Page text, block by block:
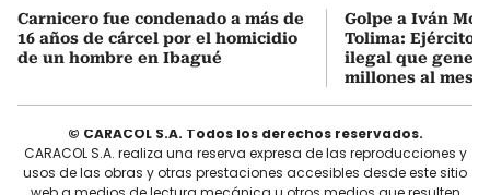
Carnicero fue condenado a más de
16 años de cárcel por el homicidio
de un hombre en Ibagué
Golpe a Iván
Tolima: Ejército
ilegal que
millones al mes
© CARACOL S.A. Todos los derechos reservados.
CARACOL S.A. realiza una reserva expresa de las reproducciones y
usos de las obras y otras prestaciones accesibles desde este sitio